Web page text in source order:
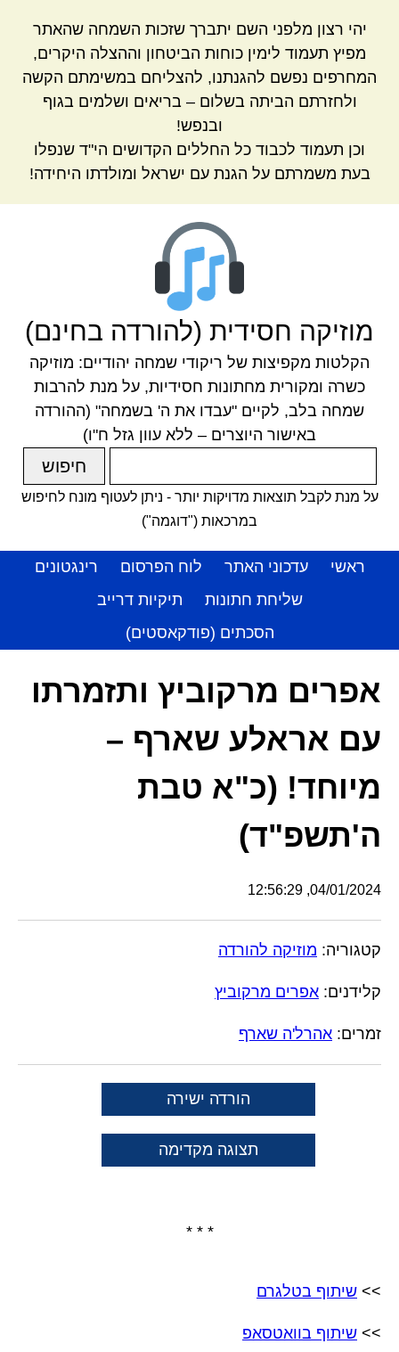
יהי רצון מלפני השם יתברך שזכות השמחה שהאתר
מפיץ תעמוד לימין כוחות הביטחון וההצלה היקרים,
המחרפים נפשם להגנתנו, להצליחם במשימתם הקשה
ולחזרתם הביתה בשלום – בריאים ושלמים בגוף
ובנפש!
וכן תעמוד לכבוד כל החללים הקדושים הי"ד שנפלו
בעת משמרתם על הגנת עם ישראל ומולדתו היחידה!
מוזיקה חסידית (להורדה בחינם)
הקלטות מקפיצות של ריקודי שמחה יהודיים: מוזיקה
כשרה ומקורית מחתונות חסידיות, על מנת להרבות
שמחה בלב, לקיים "עבדו את ה' בשמחה" (ההורדה
באישור היוצרים – ללא עוון גזל ח"ו)
על מנת לקבל תוצאות מדויקות יותר - ניתן לעטוף מונח לחיפוש
במרכאות ("דוגמה")
ראשי עדכוני האתר לוח הפרסום
רינגטונים
שליחת חתונות
תיקיות דרייב
הסכתים (פודקאסטים)
אפרים מרקוביץ ותזמרתו
עם אראלע שארף –
מיוחד! (כ"א טבת
ה'תשפ"ד)
04/01/2024, 12:56:29
קטגוריה: מוזיקה להורדה
קלידנים: אפרים מרקוביץ
זמרים: אהרל'ה שארף
הורדה ישירה
תצוגה מקדימה
* * *
>> שיתוף בטלגרם
>> שיתוף בוואטסאפ